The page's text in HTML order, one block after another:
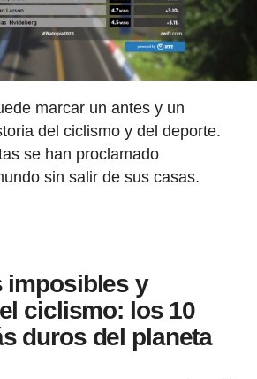
marcar un antes y un
del ciclismo y del deporte.
se han proclamado
sin salir de sus casas.
imposibles y
ciclismo: los 10
duros del planeta